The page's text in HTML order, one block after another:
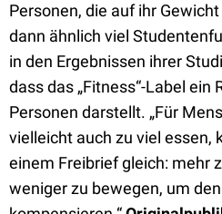
Personen, die auf ihr
dann ähnlich viel
in den Ergebnissen ihrer
dass das „Fitness“-Label
Personen darstellt. „Für
vielleicht auch zu viel essen,
einem Freibrief gleich: mehr
weniger zu bewegen, um